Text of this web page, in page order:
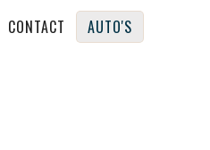
CONTACT AUTO'S